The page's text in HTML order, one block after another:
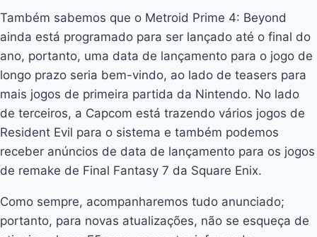
Também sabemos que o Metroid Prime 4: Beyond
ainda está programado para ser lançado até o final do
ano, portanto, uma data de lançamento para o jogo de
longo prazo seria bem-vindo, ao lado de teasers para
mais jogos de primeira partida da Nintendo. No lado
de terceiros, a Capcom está trazendo vários jogos de
Resident Evil para o sistema e também podemos
receber anúncios de data de lançamento para os jogos
de remake de Final Fantasy 7 da Square Enix.
Como sempre, acompanharemos tudo anunciado;
portanto, para novas atualizações, não se esqueça de